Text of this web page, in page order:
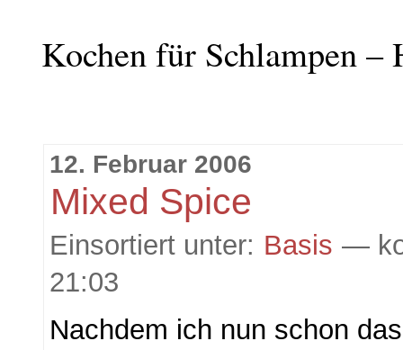
Kochen für Schlampen
12. Februar 2006
Mixed Spice
Einsortiert unter: Basis —
21:03
Nachdem ich nun schon